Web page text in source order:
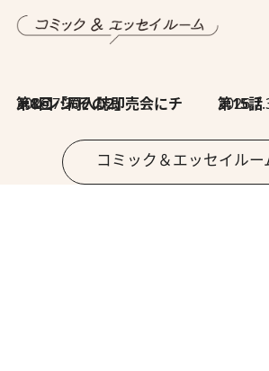
2026.7.30
第8回「同人誌即売会にチャレンジ その2」 第15
コミック＆エッセイルー